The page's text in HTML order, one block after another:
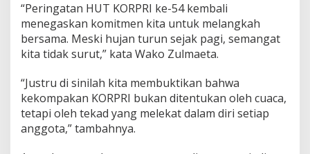
n
I
n
g
k
a
n
“Peringatan HUT KORPRI ke-54 kembali
menegaskan komitmen kita untuk melangkah
bersama. Meski hujan turun sejak pagi, semangat
kita tidak surut,” kata Wako Zulmaeta.
“Justru di sinilah kita membuktikan bahwa
kekompakan KORPRI bukan ditentukan oleh cuaca,
tetapi oleh tekad yang melekat dalam diri setiap
anggota,” tambahnya.